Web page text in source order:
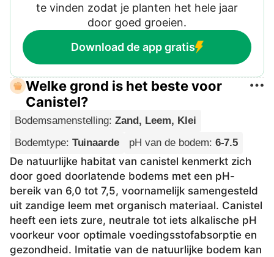
te vinden zodat je planten het hele jaar
door goed groeien.
Download de app gratis
Welke grond is het beste voor
Canistel?
Bodemsamenstelling: Zand, Leem, Klei
Bodemtype: Tuinaarde pH van de bodem: 6-7.5
De natuurlijke habitat van canistel kenmerkt zich
door goed doorlatende bodems met een pH-
bereik van 6,0 tot 7,5, voornamelijk samengesteld
uit zandige leem met organisch materiaal. Canistel
heeft een iets zure, neutrale tot iets alkalische pH
voorkeur voor optimale voedingsstofabsorptie en
gezondheid. Imitatie van de natuurlijke bodem kan